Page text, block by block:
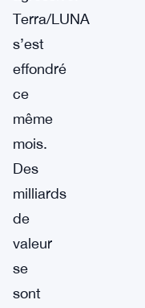
Terra/LUNA
s’est
effondré
ce
même
mois.
Des
milliards
de
valeur
se
sont